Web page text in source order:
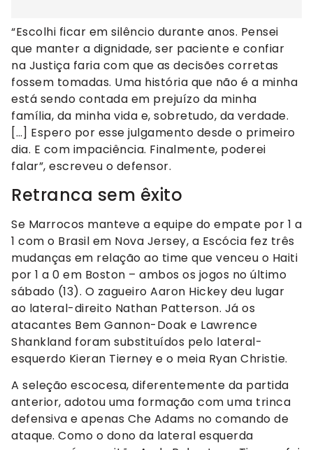
“Escolhi ficar em silêncio durante anos. Pensei
que manter a dignidade, ser paciente e confiar
na Justiça faria com que as decisões corretas
fossem tomadas. Uma história que não é a minha
está sendo contada em prejuízo da minha
família, da minha vida e, sobretudo, da verdade.
[…] Espero por esse julgamento desde o primeiro
dia. E com impaciência. Finalmente, poderei
falar”, escreveu o defensor.
Retranca sem êxito
Se Marrocos manteve a equipe do empate por 1 a
1 com o Brasil em Nova Jersey, a Escócia fez três
mudanças em relação ao time que venceu o Haiti
por 1 a 0 em Boston – ambos os jogos no último
sábado (13). O zagueiro Aaron Hickey deu lugar
ao lateral-direito Nathan Patterson. Já os
atacantes Bem Gannon-Doak e Lawrence
Shankland foram substituídos pelo lateral-
esquerdo Kieran Tierney e o meia Ryan Christie.
A seleção escocesa, diferentemente da partida
anterior, adotou uma formação com uma trinca
defensiva e apenas Che Adams no comando de
ataque. Como o dono da lateral esquerda